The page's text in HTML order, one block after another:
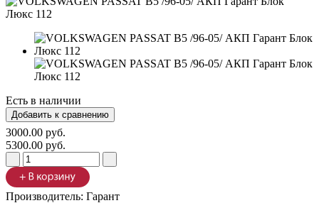
Есть в наличии
3000.00 руб.
5300.00 руб.
Производитель: Гарант